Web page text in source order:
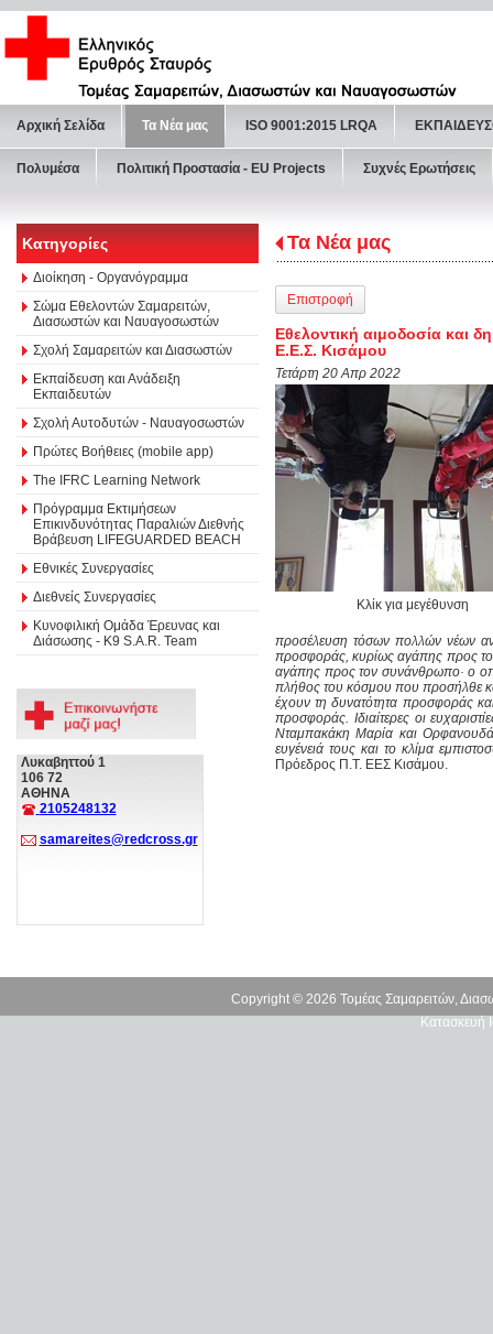
Αρχική Σελίδα Τα Νέα μας ISO 9001:2015 LRQA
Πολυμέσα Πολιτική Προστασία - ΕU Projects Συχνές Ερωτήσεις
Κατηγορίες
Διοίκηση - Οργανόγραμμα
Σώμα Εθελοντών Σαμαρειτών,
Διασωστών και Ναυαγοσωστών
Σχολή Σαμαρειτών και Διασωστών
Εκπαίδευση και Ανάδειξη
Εκπαιδευτών
Σχολή Αυτοδυτών - Ναυαγοσωστών
Πρώτες Βοήθειες (mobile app)
The IFRC Learning Network
Πρόγραμμα Εκτιμήσεων
Επικινδυνότητας Παραλιών Διεθνής
Βράβευση LIFEGUARDED BEACH
Εθνικές Συνεργασίες
Διεθνείς Συνεργασίες
Κυνοφιλική Ομάδα Έρευνας και
Διάσωσης - Κ9 S.A.R. Team
Λυκαβηττού 1
106 72
ΑΘΗΝΑ
2105248132
samareites@redcross.gr
Τα Νέα μας
Επιστροφή
Εθελοντική αιμοδοσία και
Ε.Ε.Σ. Κισάμου
Τετάρτη 20 Απρ 2022
Κλίκ για μεγέθυνση
προσέλευση τόσων πολλών νέων
προσφοράς, κυρίως αγάπης προς
αγάπης προς τον συνάνθρωπο· ο
πλήθος του κόσμου που προσήλθε
έχουν τη δυνατότητα προσφοράς
προσφοράς. Ιδιαίτερες οι
Νταμπακάκη Μαρία και
ευγένειά τους και το κλίμα
Πρόεδρος Π.Τ. ΕΕΣ Κισάμου.
Copyright © 2026 Τομέας Σαμαρειτών,
Κατασκευή